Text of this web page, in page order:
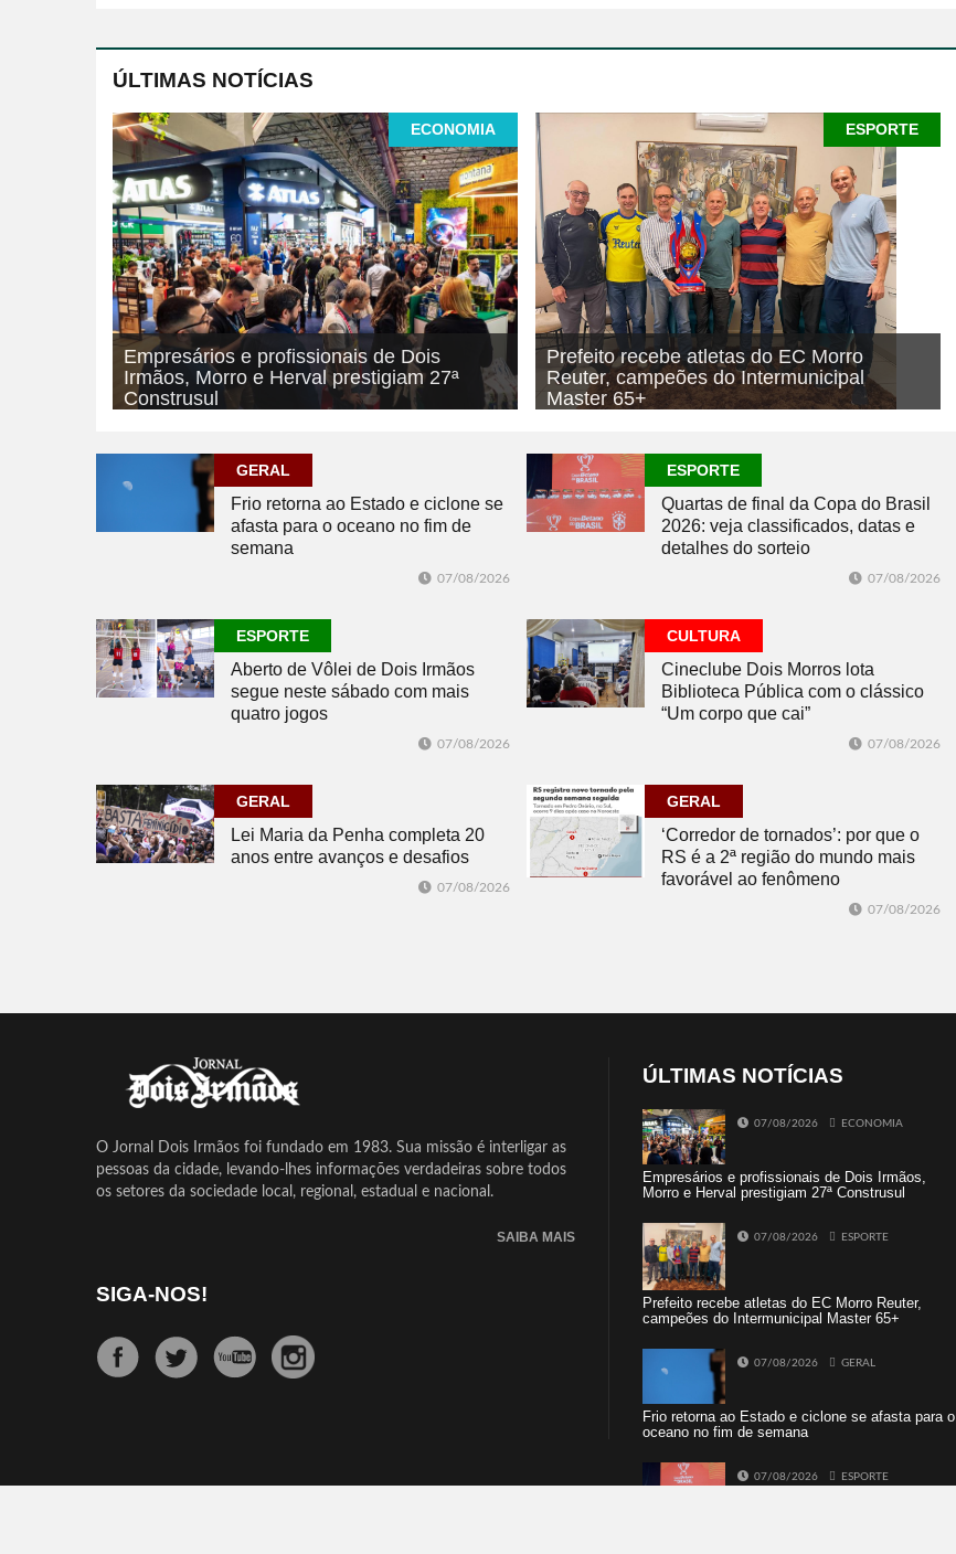
ÚLTIMAS NOTÍCIAS
ECONOMIA
Empresários e profissionais de Dois
Irmãos, Morro e Herval prestigiam 27ª
Construsul
ESPORTE
Prefeito recebe atletas do EC Morro
Reuter, campeões do Intermunicipal
Master 65+
GERAL
Frio retorna ao Estado e ciclone se
afasta para o oceano no fim de
semana
07/08/2026
ESPORTE
Quartas de final da Copa do Brasil
2026: veja classificados, datas e
detalhes do sorteio
07/08/2026
ESPORTE
Aberto de Vôlei de Dois Irmãos
segue neste sábado com mais
quatro jogos
07/08/2026
CULTURA
Cineclube Dois Morros lota
Biblioteca Pública com o clássico
“Um corpo que cai”
07/08/2026
GERAL
Lei Maria da Penha completa 20
anos entre avanços e desafios
07/08/2026
GERAL
‘Corredor de tornados’: por que o
RS é a 2ª região do mundo mais
favorável ao fenômeno
07/08/2026
O Jornal Dois Irmãos foi fundado em 1983. Sua missão é interligar as
pessoas da cidade, levando-lhes informações verdadeiras sobre todos
os setores da sociedade local, regional, estadual e nacional.
SAIBA MAIS
SIGA-NOS!
ÚLTIMAS NOTÍCIAS
07/08/2026 ECONOMIA
Empresários e profissionais de Dois Irmãos,
Morro e Herval prestigiam 27ª Construsul
07/08/2026 ESPORTE
Prefeito recebe atletas do EC Morro Reuter,
campeões do Intermunicipal Master 65+
07/08/2026 GERAL
Frio retorna ao Estado e ciclone se afasta para o
oceano no fim de semana
07/08/2026 ESPORTE